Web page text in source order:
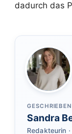
dadurch das
Sandra
Redakteurin